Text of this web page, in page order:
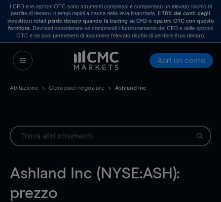
I CFD e le opzioni OTC sono strumenti complessi e comportano un elevato rischio di
perdita di denaro in tempi rapidi a causa della leva finanziaria. Il70% dei conti degli
investitori retail perde denaro quando fa trading su CFD o opzioni OTC con questo
fornitore . Dovresti considerare se comprendi il funzionamento dei CFD e delle opzioni
OTC e se puoi permetterti di assumere l’elevato rischio di perdere il tuo denaro.
Apri un conto
Abitazione Cosa puoi negoziare Ashland Inc
Ashland Inc (NYSE:ASH):
prezzo